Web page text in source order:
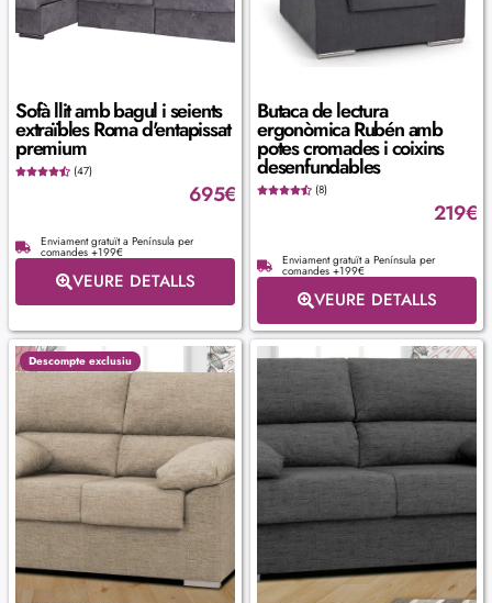
Sofà llit amb bagul i seients
extraïbles Roma d'entapissat
premium
(47)
695€
Enviament gratuït a Península per
comandes +199€
VEURE DETALLS
Butaca de lectura
ergonòmica Rubén amb
potes cromades i coixins
desenfundables
(8)
219€
Enviament gratuït a Península per
comandes +199€
VEURE DETALLS
Descompte exclusiu